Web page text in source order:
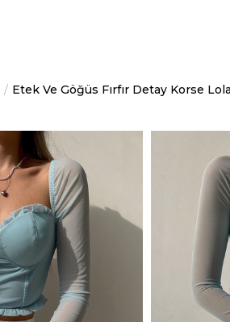
Etek Ve Göğüs Fırfır Detay Korse